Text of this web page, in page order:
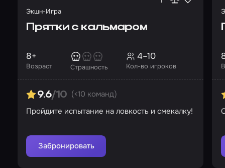
Экшн-Игра
Прятки с кальмаром
Возраст
8+
Страшность Кол-во игроков
4–10
9.6/10 (<10 команд)
Пройдите испытание на ловкость и смекалку!
Забронировать